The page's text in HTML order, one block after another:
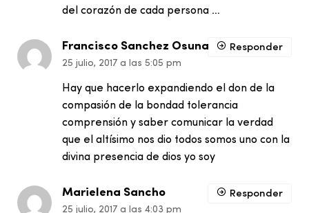
del corazón de cada persona …
Francisco Sanchez Osuna
25 julio, 2017 a las 5:05 pm
Hay que hacerlo expandiendo el don de la
compasión de la bondad tolerancia
comprensión y saber comunicar la verdad
que el altísimo nos dio todos somos uno con la
divina presencia de dios yo soy
Responder
Marielena Sancho
25 julio, 2017 a las 4:03 pm
Responder